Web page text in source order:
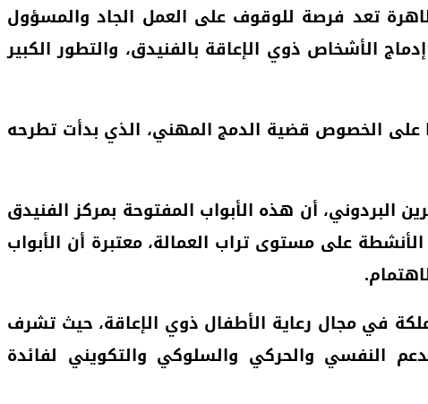
تعد فرصة للوقوف على العمل الجاد والمسؤول
الأشخاص ذوي الإعاقة بالفنيدق، والتطور الكبير
على الخصوص قضية الدمج المهني، الذي بدأت تطرحه
البردوني، أن هذه الأبواب المفتوحة بمركز الفنيدق
يتضمن سلسلة من الأنشطة على مستوى تراب العمالة، معتبرة أن الأبواب
والنشيطة بشمال المملكة في مجال رعاية الأطفال ذوي الإعاقة، حيث تشرف
النفسي والحركي والسلوكي والتكويني لفائدة